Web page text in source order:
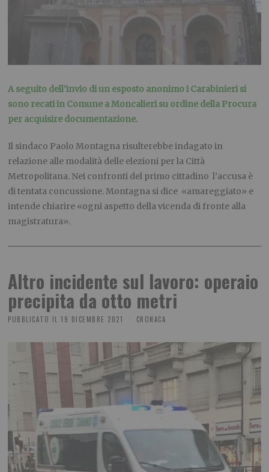
A seguito dell’invio di un esposto anonimo i Carabinieri si
sono recati in Comune a Moncalieri su ordine della Procura
per acquisire documentazione.
Il sindaco Paolo Montagna risulterebbe indagato in
relazione alle modalità delle elezioni per la Città
Metropolitana. Nei confronti del primo cittadino l’accusa è
di tentata concussione. Montagna si dice «amareggiato» e
intende chiarire «ogni aspetto della vicenda di fronte alla
magistratura».
Altro incidente sul lavoro: operaio
precipita da otto metri
PUBBLICATO IL 19 DICEMBRE 2021 CRONACA